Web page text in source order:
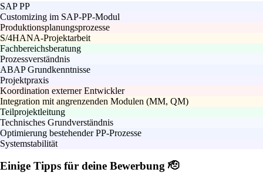
SAP PP
Customizing im SAP-PP-Modul
Produktionsplanungsprozesse
S/4HANA-Projektarbeit
Fachbereichsberatung
Prozessverständnis
ABAP Grundkenntnisse
Projektpraxis
Koordination externer Entwickler
Integration mit angrenzenden Modulen (MM, QM)
Teilprojektleitung
Technisches Grundverständnis
Optimierung bestehender PP-Prozesse
Systemstabilität
Einige Tipps für deine Bewerbung 🫡